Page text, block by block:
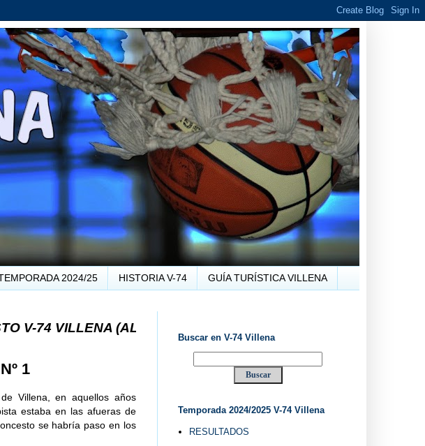
2024/25 HISTORIA V-74 GUÍA TURÍSTICA VILLENA
(ALICANTE) ... V-74 VILLENA DESDE 1.974 ... EL "UVE" ...
1
Villena, en aquellos años
estaba en las afueras de
se habría paso en los
Buscar en V-74 Villena
Temporada 2024/2025 V-74 Villena
RESULTADOS